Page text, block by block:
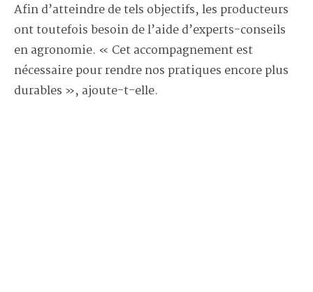
Afin d’atteindre de tels objectifs, les producteurs
ont toutefois besoin de l’aide d’experts-conseils
en agronomie. « Cet accompagnement est
nécessaire pour rendre nos pratiques encore plus
durables », ajoute-t-elle.